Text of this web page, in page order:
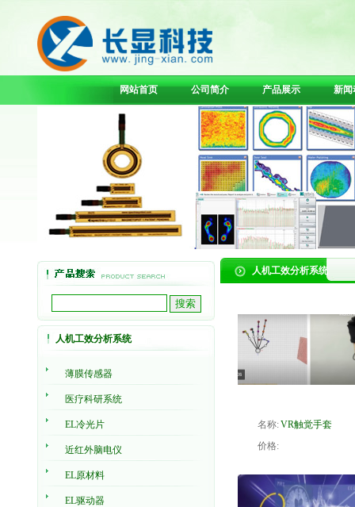
网站首页 公司简介 产品展示 新闻
人机工效分析系统
薄膜传感器
医疗科研系统
EL冷光片
近红外脑电仪
EL原材料
EL驱动器
人机工效分析系统
名称:VR触觉手套
价格: